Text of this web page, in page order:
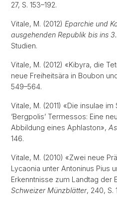
27, S. 153–192.
Vitale, M. (2012) Eparchie und
ausgehenden Republik bis ins
Studien.
Vitale, M. (2012) «Kibyra, die
neue Freiheitsära in Boubon
549–564.
Vitale, M. (2011) «Die insulae
’Bergpolis’ Termessos: Eine
Abbildung eines Aphlaston»,
146.
Vitale, M. (2010) «Zwei neue
Lycaonia unter Antoninus Pius
Erkenntnisse zum Landtag der
Schweizer Münzblätter, 240, S.